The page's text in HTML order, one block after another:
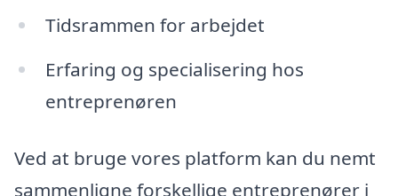
Tidsrammen for arbejdet
Erfaring og specialisering hos
entreprenøren
Ved at bruge vores platform kan du nemt
sammenligne forskellige entreprenører i